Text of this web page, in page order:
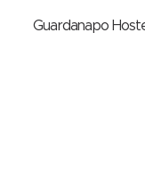
Guardanapo